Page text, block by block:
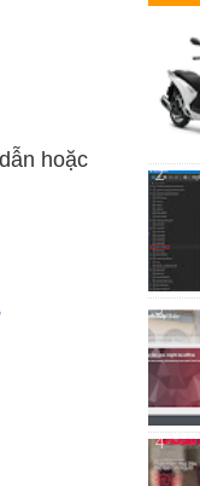
hoặc
vẽ 3d